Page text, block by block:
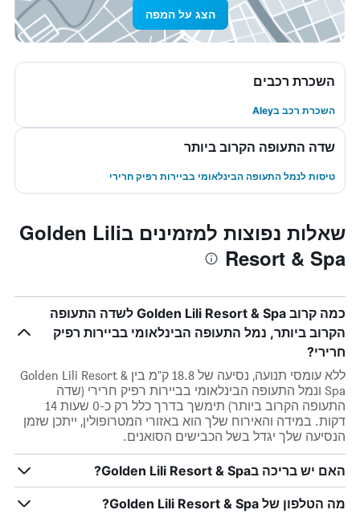
הצג על המפה
השכרת רכבים
השכרת רכב בAley
שדה התעופה הקרוב ביותר
טיסות לנמל התעופה הבינלאומי בביירות רפיק חרירי
שאלות נפוצות למזמינים בGolden Lili
Resort & Spa
כמה קרוב Golden Lili Resort & Spa לשדה התעופה
הקרוב ביותר, נמל התעופה הבינלאומי בביירות רפיק
חרירי?
ללא עומסי תנועה, נסיעה של 18.8 ק"מ בין Golden Lili Resort &
Spa ונמל התעופה הבינלאומי בביירות רפיק חרירי (שדה
התעופה הקרוב ביותר) תימשך בדרך כלל רק כ-0 שעות 14
דקות. במידה והאירוח שלך הוא באזורי המטרופולין, ייתכן שזמן
הנסיעה שלך יגדל בשל הכבישים הסואנים.
האם יש בריכה בGolden Lili Resort & Spa?
מה הטלפון של Golden Lili Resort & Spa?